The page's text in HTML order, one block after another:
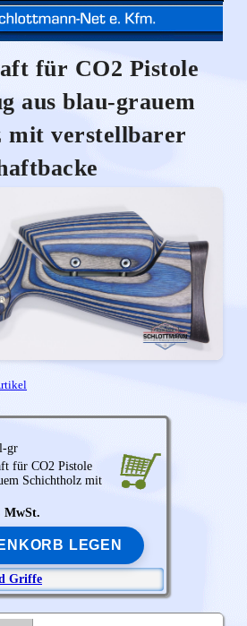
für CO2 Pistole
aus blau-grauem
mit verstellbarer
gr
für CO2 Pistole
Schichtholz mit
MwSt.
LEGEN
Griffe